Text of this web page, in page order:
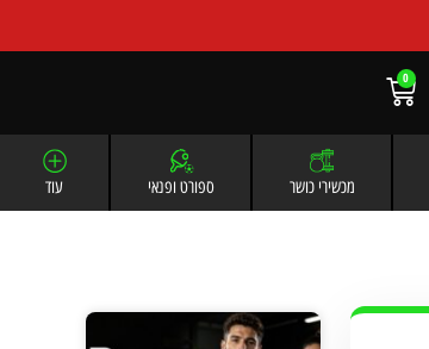
0
מכשירי כושר ספורט ופנאי עוד